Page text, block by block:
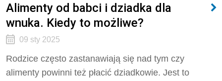
Alimenty od babci i dziadka dla
wnuka. Kiedy to możliwe?
09 sty 2025
Rodzice często zastanawiają się nad tym czy
alimenty powinni też płacić dziadkowie. Jest to